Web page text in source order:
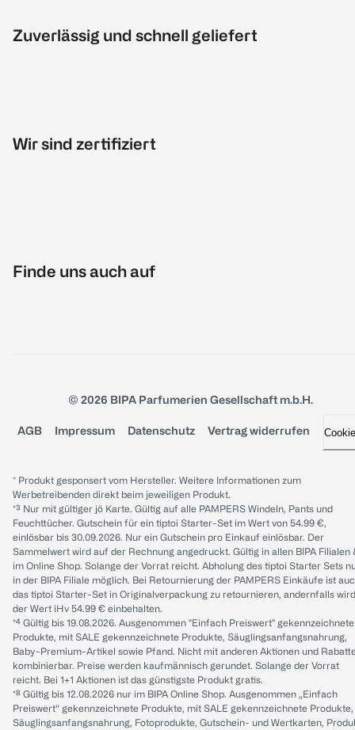
Zuverlässig und schnell geliefert
Wir sind zertifiziert
Finde uns auch auf
© 2026 BIPA Parfumerien Gesellschaft m.b.H.
AGB Impressum Datenschutz Vertrag widerrufen
* Produkt gesponsert vom Hersteller. Weitere Informationen zum
Werbetreibenden direkt beim jeweiligen Produkt.
*³ Nur mit gültiger jö Karte. Gültig auf alle PAMPERS Windeln, Pants und
Feuchttücher. Gutschein für ein tiptoi Starter-Set im Wert von 54.99 €,
einlösbar bis 30.09.2026. Nur ein Gutschein pro Einkauf einlösbar. Der
Sammelwert wird auf der Rechnung angedruckt. Gültig in allen BIPA Filialen
im Online Shop. Solange der Vorrat reicht. Abholung des tiptoi Starter Sets
in der BIPA Filiale möglich. Bei Retournierung der PAMPERS Einkäufe ist
das tiptoi Starter-Set in Originalverpackung zu retournieren, andernfalls wird
der Wert iHv 54.99 € einbehalten.
*⁴ Gültig bis 19.08.2026. Ausgenommen "Einfach Preiswert" gekennzeichnete
Produkte, mit SALE gekennzeichnete Produkte, Säuglingsanfangsnahrung,
Baby-Premium-Artikel sowie Pfand. Nicht mit anderen Aktionen und
kombinierbar. Preise werden kaufmännisch gerundet. Solange der Vorrat
reicht. Bei 1+1 Aktionen ist das günstigste Produkt gratis.
*⁸ Gültig bis 12.08.2026 nur im BIPA Online Shop. Ausgenommen „Einfach
Preiswert“ gekennzeichnete Produkte, mit SALE gekennzeichnete Produkte,
Säuglingsanfangsnahrung, Fotoprodukte, Gutschein- und Wertkarten,